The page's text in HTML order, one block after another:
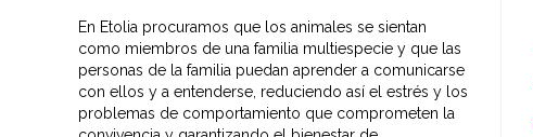
En Etolia procuramos que los animales se sientan
como miembros de una familia multiespecie y que las
personas de la familia puedan aprender a comunicarse
con ellos y a entenderse, reduciendo así el estrés y los
problemas de comportamiento que comprometen la